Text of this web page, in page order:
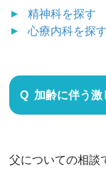
精神科を探す
心療内科を探す
加齢に伴う
父についての相談